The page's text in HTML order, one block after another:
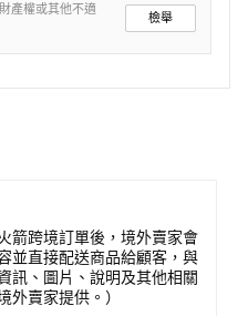
產權或其他不適
檢舉
箭跨境訂單後，境外賣家會
並直接配送商品給顧客，與
訊、圖片、說明及其他相關
外賣家提供。）